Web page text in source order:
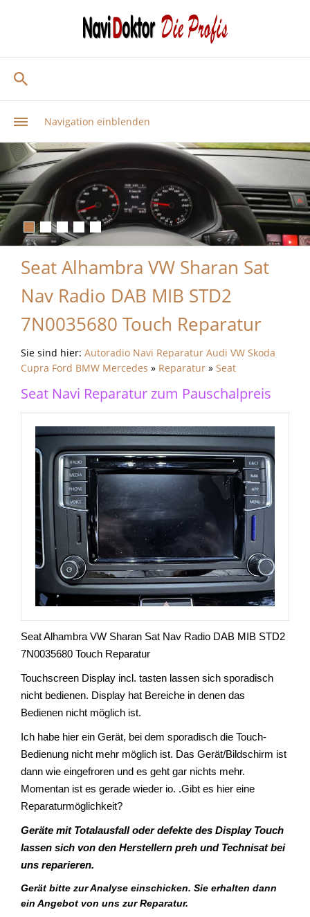
Navigation einblenden
Seat Alhambra VW Sharan Sat
Nav Radio DAB MIB STD2
7N0035680 Touch Reparatur
Sie sind hier: Autoradio Navi Reparatur Audi VW Skoda
Cupra Ford BMW Mercedes » Reparatur » Seat
Seat Navi Reparatur zum Pauschalpreis
Seat Alhambra VW Sharan Sat Nav Radio DAB MIB STD2
7N0035680 Touch Reparatur
Touchscreen Display incl. tasten lassen sich sporadisch
nicht bedienen. Display hat Bereiche in denen das
Bedienen nicht möglich ist.
Ich habe hier ein Gerät, bei dem sporadisch die Touch-
Bedienung nicht mehr möglich ist. Das Gerät/Bildschirm ist
dann wie eingefroren und es geht gar nichts mehr.
Momentan ist es gerade wieder io. .Gibt es hier eine
Reparaturmöglichkeit?
Geräte mit Totalausfall oder defekte des Display Touch
lassen sich von den Herstellern preh und Technisat bei
uns reparieren.
Gerät bitte zur Analyse einschicken. Sie erhalten dann
ein Angebot von uns zur Reparatur.